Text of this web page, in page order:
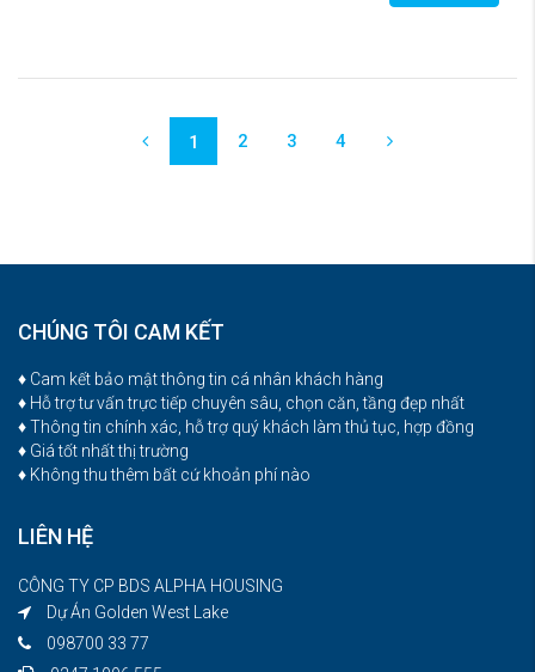
1 2 3 4
CHÚNG TÔI CAM KẾT
♦ Cam kết bảo mật thông tin cá nhân khách hàng
♦ Hỗ trợ tư vấn trực tiếp chuyên sâu, chọn căn, tầng đẹp nhất
♦ Thông tin chính xác, hỗ trợ quý khách làm thủ tục, hợp đồng
♦ Giá tốt nhất thị trường
♦ Không thu thêm bất cứ khoản phí nào
LIÊN HỆ
CÔNG TY CP BDS ALPHA HOUSING
Dự Án Golden West Lake
098700 33 77